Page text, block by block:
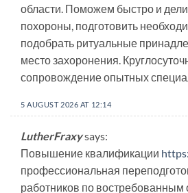
области. Поможем быстро и
похороны, подготовить
подобрать ритуальные
место захоронения.
сопровождение опытных
5 AUGUST 2026 AT 12:14
LutherFraxysays:
Повышение квалификации
профессиональная
работников по